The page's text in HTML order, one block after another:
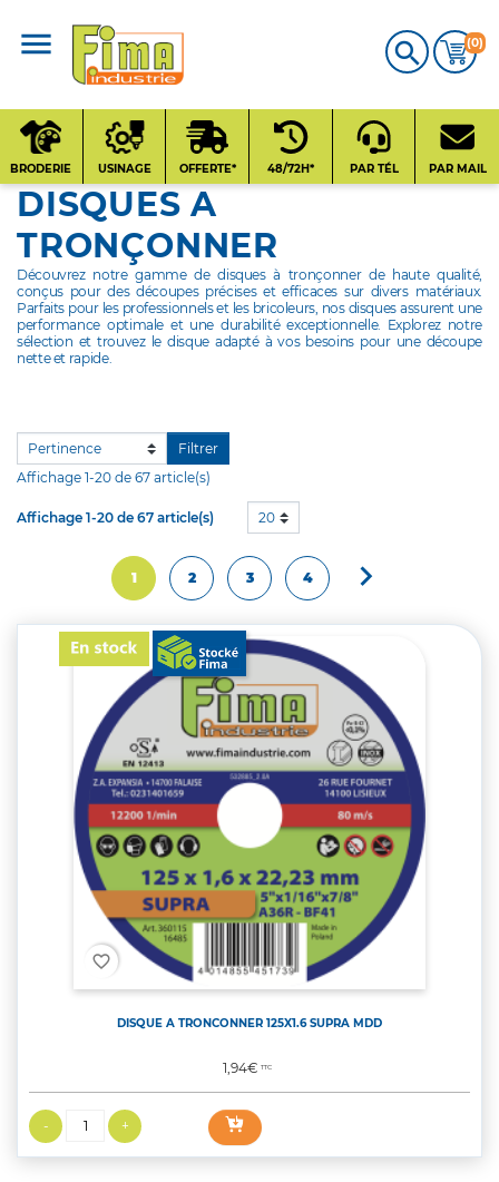
 (0)
CATALOGUE
PRODUITS
Contact
BRODERIE USINAGE OFFERTE* 48/72H* PAR TÉL PAR MAIL
DISQUES A
TRONÇONNER
Découvrez notre gamme de disques à tronçonner de haute qualité,
conçus pour des découpes précises et efficaces sur divers matériaux.
Parfaits pour les professionnels et les bricoleurs, nos disques assurent une
performance optimale et une durabilité exceptionnelle. Explorez notre
sélection et trouvez le disque adapté à vos besoins pour une découpe
nette et rapide.
Filtrer
Affichage 1-20 de 67 article(s)
Affichage 1-20 de 67 article(s) 20
1 2 3 4 Suivant

favorite_border
DISQUE A TRONCONNER 125X1.6 SUPRA MDD
Prix
1,94€TTC